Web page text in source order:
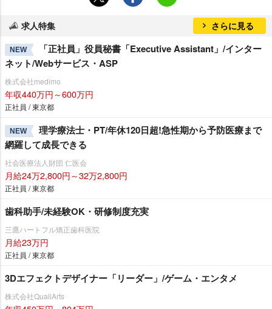
求人特集 さらに見る
NEW
「正社員」役員秘書「Executive Assistant」/インター
ネット/Webサービス・ASP
株式会社medimo
年収440万円～600万円
正社員 / 東京都
NEW
理学療法士・PT/年休120日超!急性期から予防医療まで
網羅して成長できる
社会医療法人財団 仁医会
月給24万2,800円～32万2,800円
正社員 / 東京都
歯科助手/未経験OK・研修制度充実
三鷹ハートフル矯正歯科医院
月給23万円
正社員 / 東京都
3Dエフェクトデザイナー「リーダー」/ゲーム・エンタメ
株式会社QualiArts